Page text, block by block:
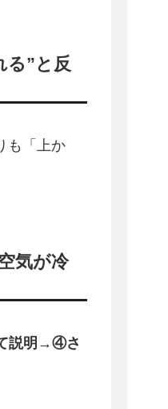
る”と反
も「上か
気が冷
説明→④さ